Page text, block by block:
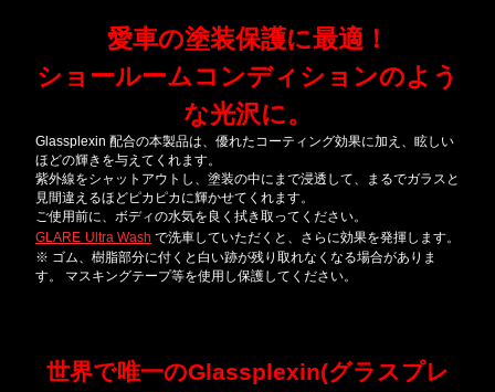
愛車の塗装保護に最適！
ショールームコンディションのよう
な光沢に。
Glassplexin 配合の本製品は、優れたコーティング効果に加え、眩しい
ほどの輝きを与えてくれます。
紫外線をシャットアウトし、塗装の中にまで浸透して、まるでガラスと
見間違えるほどピカピカに輝かせてくれます。
ご使用前に、ボディの水気を良く拭き取ってください。
GLARE Ultra Wash で洗車していただくと、さらに効果を発揮します。
※ ゴム、樹脂部分に付くと白い跡が残り取れなくなる場合がありま
す。 マスキングテープ等を使用し保護してください。
世界で唯一のGlassplexin(グラスプレ